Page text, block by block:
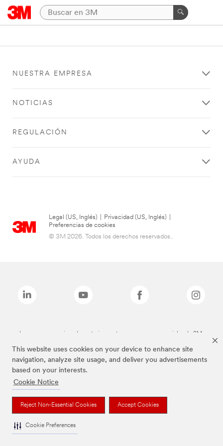
This website uses cookies on your device to enhance site
navigation, analyze site usage, and deliver you advertisements
based on your interests.
Cookie Notice
Reject Non-Essential Cookies Accept Cookies
Cookie Preferences
NUESTRA EMPRESA
NOTICIAS
REGULACIÓN
AYUDA
Legal (US, Inglés) Privacidad (US, Inglés)
Preferencias de cookies
© 3M 2026. Todos los derechos reservados..
Las marcas mencionadas anteriormente son marcas comerciales de 3M.